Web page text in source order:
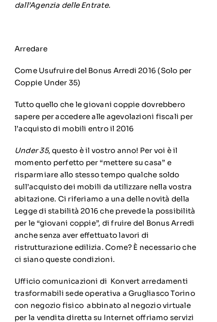
dall’Agenzia delle Entrate.
Arredare
Come Usufruire del Bonus Arredi 2016 (Solo per
Coppie Under 35)
Tutto quello che le giovani coppie dovrebbero
sapere per accedere alle agevolazioni fiscali per
l’acquisto di mobili entro il 2016
Under 35, questo è il vostro anno! Per voi è il
momento perfetto per “mettere su casa” e
risparmiare allo stesso tempo qualche soldo
sull’acquisto dei mobili da utilizzare nella vostra
abitazione. Ci riferiamo a una delle novità della
Legge di stabilità 2016 che prevede la possibilità
per le “giovani coppie”, di fruire del Bonus Arredi
anche senza aver effettuato lavori di
ristrutturazione edilizia. Come? È necessario che
ci siano queste condizioni.
Ufficio comunicazioni di Konvert arredamenti
trasformabili sede operativa a Grugliasco Torino
con negozio fisico abbinato al negozio virtuale
per la vendita diretta su Internet offriamo servizi